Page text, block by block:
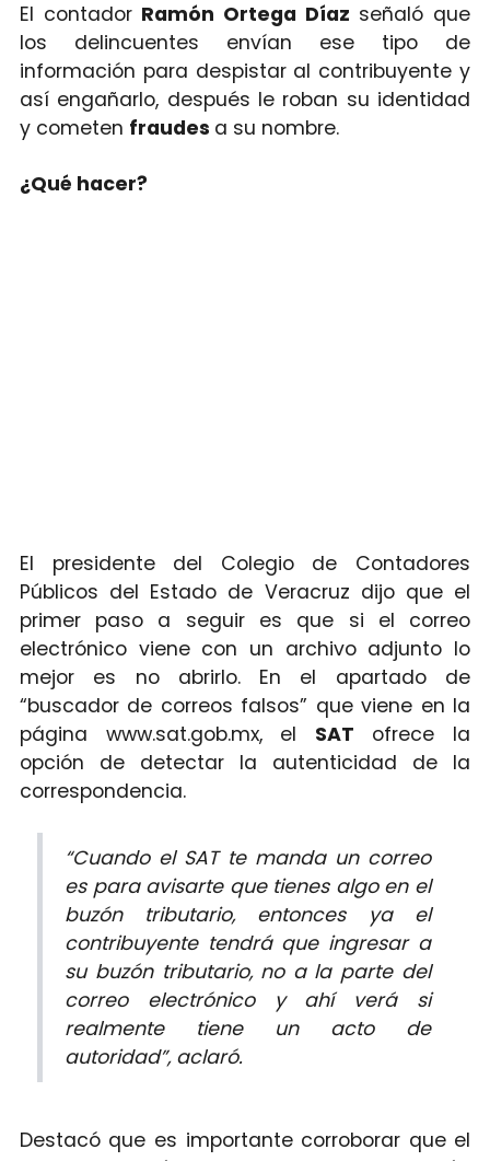
El contador Ramón Ortega Díaz señaló que
los delincuentes envían ese tipo de
información para despistar al contribuyente y
así engañarlo, después le roban su identidad
y cometen fraudes a su nombre.
¿Qué hacer?
El presidente del Colegio de Contadores
Públicos del Estado de Veracruz dijo que el
primer paso a seguir es que si el correo
electrónico viene con un archivo adjunto lo
mejor es no abrirlo. En el apartado de
“buscador de correos falsos” que viene en la
página www.sat.gob.mx, el SAT ofrece la
opción de detectar la autenticidad de la
correspondencia.
“Cuando el SAT te manda un correo
es para avisarte que tienes algo en el
buzón tributario, entonces ya el
contribuyente tendrá que ingresar a
su buzón tributario, no a la parte del
correo electrónico y ahí verá si
realmente tiene un acto de
autoridad”, aclaró.
Destacó que es importante corroborar que el